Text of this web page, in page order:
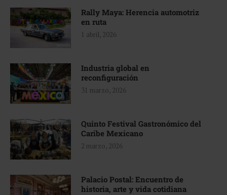
Rally Maya: Herencia automotriz
en ruta
1 abril, 2026
Industria global en
reconfiguración
31 marzo, 2026
Quinto Festival Gastronómico del
Caribe Mexicano
2 marzo, 2026
Palacio Postal: Encuentro de
historia, arte y vida cotidiana